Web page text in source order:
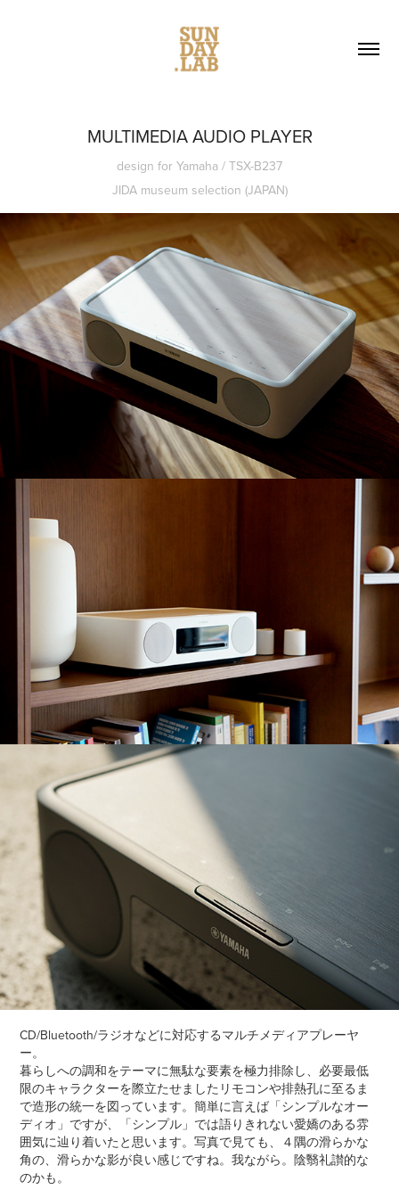
MULTIMEDIA AUDIO PLAYER
design for Yamaha / TSX-B237
JIDA museum selection (JAPAN)
CD/Bluetooth/ラジオなどに対応するマルチメディアプレーヤ
ー。
暮らしへの調和をテーマに無駄な要素を極力排除し、必要最低
限のキャラクターを際立たせました リモコンや排熱孔に至るま
で造形の統一を図っています。簡単に言えば「シンプルなオー
ディオ」ですが、
「シンプル」では語りきれない愛嬌のある雰
囲気に辿り着いたと思います。写真で見ても、４隅の滑らかな
角の、滑らかな影が良い感じですね。我ながら。陰翳礼讃的な
のかも。